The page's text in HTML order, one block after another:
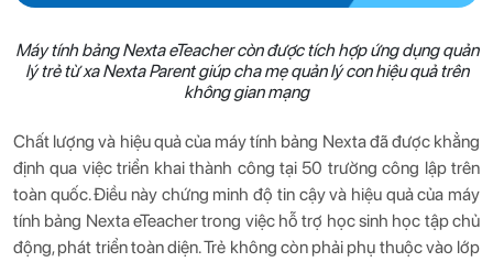
Máy tính bảng Nexta eTeacher còn được tích hợp ứng dụng quản
lý trẻ từ xa Nexta Parent giúp cha mẹ quản lý con hiệu quả trên
không gian mạng
Chất lượng và hiệu quả của máy tính bảng Nexta đã được khẳng
định qua việc triển khai thành công tại 50 trường công lập trên
toàn quốc. Điều này chứng minh độ tin cậy và hiệu quả của máy
tính bảng Nexta eTeacher trong việc hỗ trợ học sinh học tập chủ
động, phát triển toàn diện. Trẻ không còn phải phụ thuộc vào lớp